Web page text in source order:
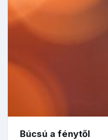
Búcsú a fénytől